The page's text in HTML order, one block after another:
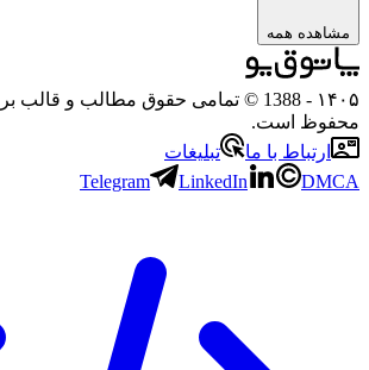
مشاهده همه
۱۴۰۵
- 1388 © تمامی حقوق مطالب و قالب
محفوظ است.
ارتباط با ما
تبلیغات
Telegram
LinkedIn DMCA